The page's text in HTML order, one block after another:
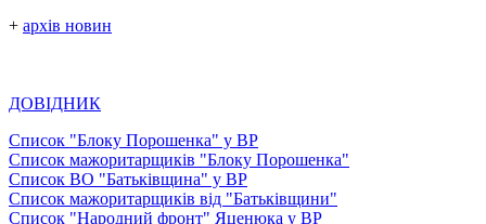
+ архів новин
ДОВІДНИК
Список "Блоку Порошенка" у ВР
Список мажоритарщиків "Блоку Порошенка"
Список ВО "Батьківщина" у ВР
Список мажоритарщиків від "Батьківщини"
Список "Народний фронт" Яценюка у ВР